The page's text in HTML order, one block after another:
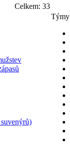
Celkem: 33
Týmy